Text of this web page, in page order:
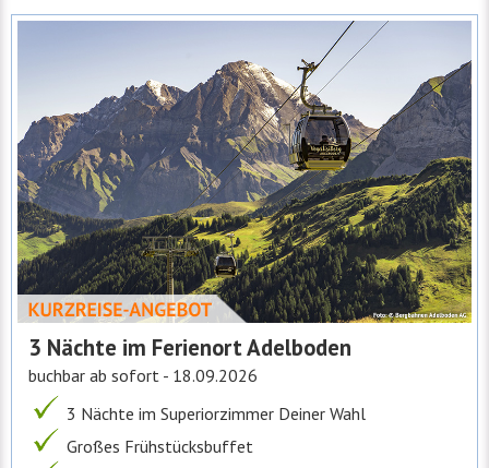
3 Nächte im Ferienort Adelboden
buchbar ab sofort - 18.09.2026
3 Nächte im Superiorzimmer Deiner Wahl
Großes Frühstücksbuffet